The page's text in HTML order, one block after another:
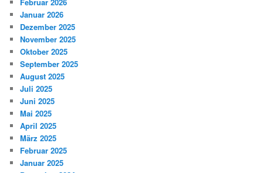
Februar 2026
Januar 2026
Dezember 2025
November 2025
Oktober 2025
September 2025
August 2025
Juli 2025
Juni 2025
Mai 2025
April 2025
März 2025
Februar 2025
Januar 2025